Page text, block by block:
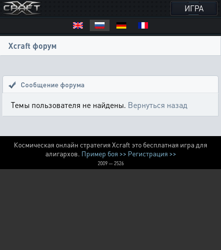
ИГРА
Xcraft форум
Сообщение форума
Темы пользователя не найдены. Вернуться назад
Космическая онлайн стратегия Xcraft это бесплатная игра для
алигархов. Пример боя >> Регистрация >>
2009 — 2526